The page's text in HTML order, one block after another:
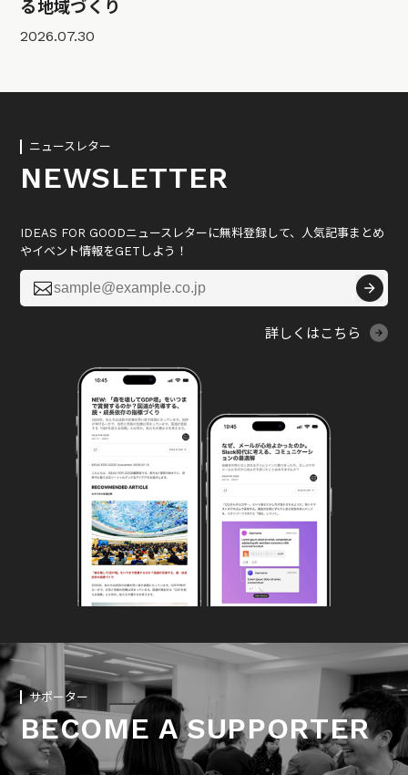
る地域づくり
2026.07.30
ニュースレター
NEWSLETTER
IDEAS FOR GOODニュースレターに無料登録して、人気記事まとめ
やイベント情報をGETしよう！

詳しくはこちら
サポーター
BECOME A SUPPORTER